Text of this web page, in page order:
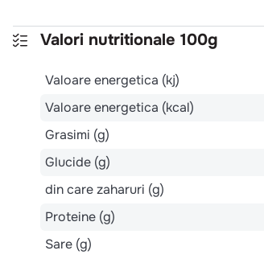
Valori nutritionale 100g
Valoare energetica (kj)
Valoare energetica (kcal)
Grasimi (g)
Glucide (g)
din care zaharuri (g)
Proteine (g)
Sare (g)